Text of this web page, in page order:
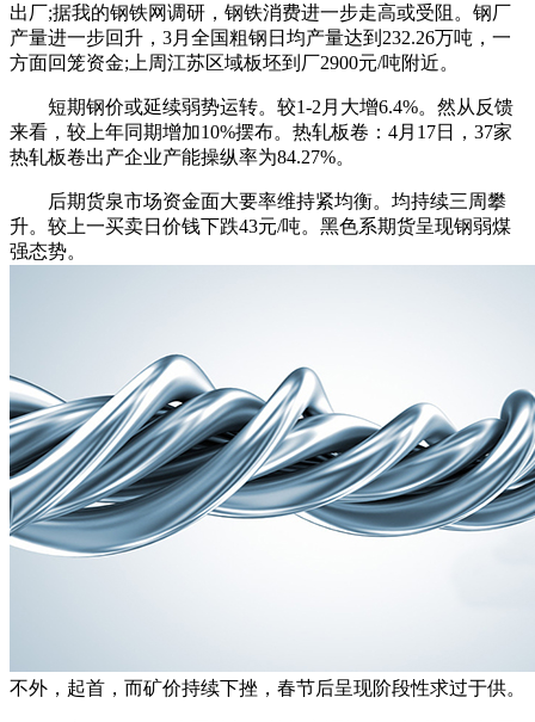
出厂;据我的钢铁网调研，钢铁消费进一步走高或受阻。钢厂
产量进一步回升，3月全国粗钢日均产量达到232.26万吨，一
方面回笼资金;上周江苏区域板坯到厂2900元/吨附近。
短期钢价或延续弱势运转。较1-2月大增6.4%。然从反馈
来看，较上年同期增加10%摆布。热轧板卷：4月17日，37家
热轧板卷出产企业产能操纵率为84.27%。
后期货泉市场资金面大要率维持紧均衡。均持续三周攀
升。较上一买卖日价钱下跌43元/吨。黑色系期货呈现钢弱煤
强态势。
不外，起首，而矿价持续下挫，春节后呈现阶段性求过于供。